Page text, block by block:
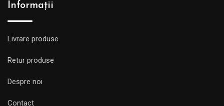
Informații
Livrare produse
Retur produse
Despre noi
Contact